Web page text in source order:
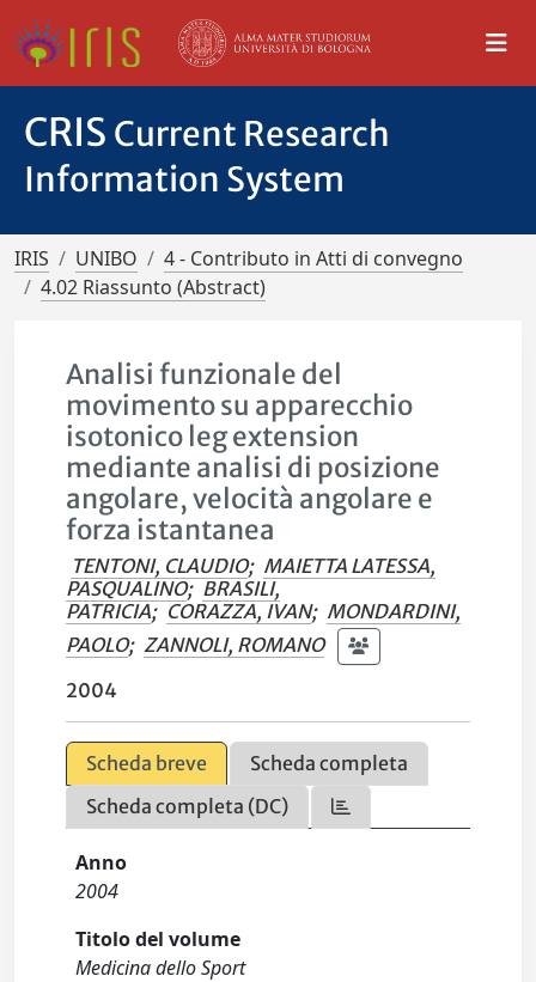
CRIS Current Research
Information System
IRIS UNIBO
4 - Contributo in Atti di convegno
4.02 Riassunto (Abstract)
Analisi funzionale del
movimento su apparecchio
isotonico leg extension
mediante analisi di posizione
angolare, velocità angolare e
forza istantanea
TENTONI, CLAUDIO; MAIETTA LATESSA,
PASQUALINO; BRASILI,
PATRICIA; CORAZZA, IVAN; MONDARDINI,
PAOLO; ZANNOLI, ROMANO
2004
Scheda breve
Scheda completa
Scheda completa (DC)
Anno
2004
Titolo del volume
Medicina dello Sport